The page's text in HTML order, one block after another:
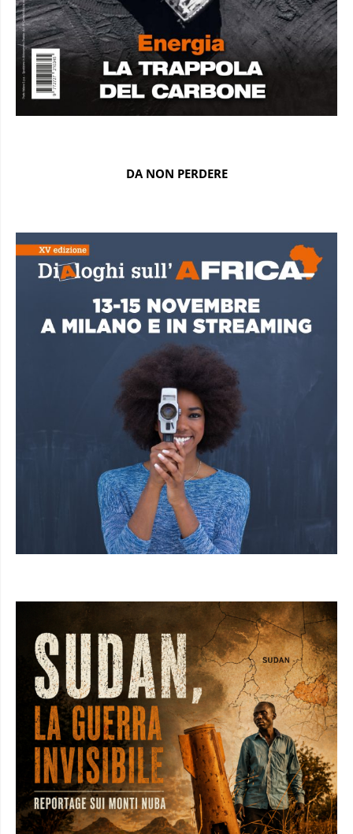
DA NON PERDERE